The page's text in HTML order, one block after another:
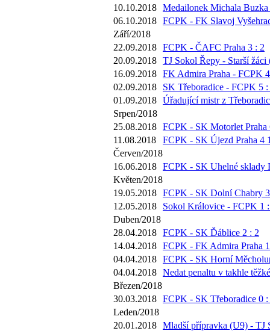
10.10.2018 Medailonek Michala Buzka
06.10.2018 FCPK - FK Slavoj
Září/2018
22.09.2018 FCPK - ČAFC Praha 3 : 2
20.09.2018 TJ Sokol Řepy - Starší žáci
16.09.2018 FK Admira Praha - FCPK
02.09.2018
SK Třeboradice - FCPK 5 :
01.09.2018 Úřadující mistr z
Srpen/2018
25.08.2018 FCPK - SK Motorlet Praha
11.08.2018
FCPK - SK Újezd Praha 4
Červen/2018
16.06.2018 FCPK - SK Uhelné sklady
Květen/2018
19.05.2018 FCPK - SK Dolní Chabry
12.05.2018
Sokol Královice - FCPK 1
Duben/2018
28.04.2018 FCPK - SK Ďáblice 2 : 2
14.04.2018 FCPK - FK Admira Praha
04.04.2018 FCPK - SK Horní
04.04.2018 Nedat penaltu v takhle
Březen/2018
30.03.2018 FCPK - SK Třeboradice 0 :
Leden/2018
20.01.2018 Mladší přípravka (U9) - TJ